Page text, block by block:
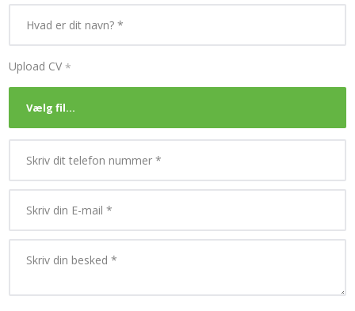
Upload CV *